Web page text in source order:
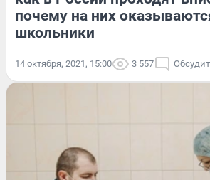
почему на них
школьники
14 октября, 2021, 15:00 3 557